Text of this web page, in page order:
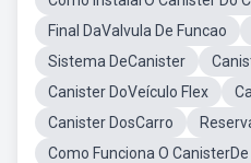
Final DaValvula De Funcao
Sistema DeCanister
Canister DoVeículo Flex
Canister DosCarro
Como Funciona O